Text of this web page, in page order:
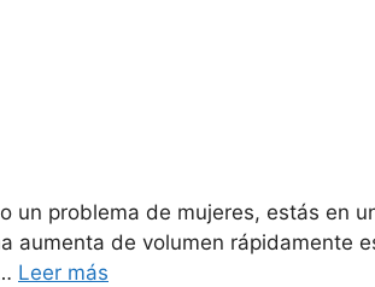
problema de mujeres, estás en
de volumen rápidamente
Leer más